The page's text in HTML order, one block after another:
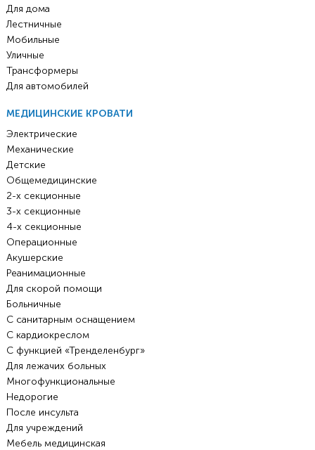
Для дома
Лестничные
Мобильные
Уличные
Трансформеры
Для автомобилей
МЕДИЦИНСКИЕ КРОВАТИ
Электрические
Механические
Детские
Общемедицинские
2-х секционные
3-х секционные
4-х секционные
Операционные
Акушерские
Реанимационные
Для скорой помощи
Больничные
С санитарным оснащением
С кардиокреслом
С функцией «Тренделенбург»
Для лежачих больных
Многофункциональные
Недорогие
После инсульта
Для учреждений
Мебель медицинская